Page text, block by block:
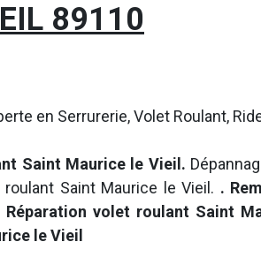
89110
en Serrurerie, Volet Roulant,
Saint Maurice le Vieil.
Saint Maurice le Vieil. .
volet roulant Saint
le Vieil